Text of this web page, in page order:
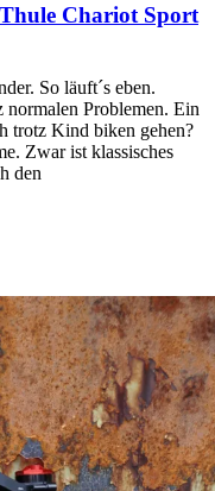
Chariot Sport
So läuft´s eben.
Problemen. Ein
trotz Kind biken gehen?
Zwar ist klassisches
den